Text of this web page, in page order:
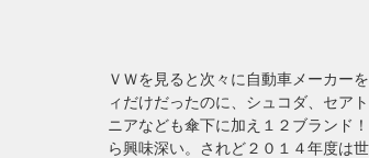
ＶＷを見ると次々に自動車メーカー
ィだけだったのに、シュコダ、セ
ニアなども傘下に加え１２ブランド
ら興味深い。されど２０１４年度は